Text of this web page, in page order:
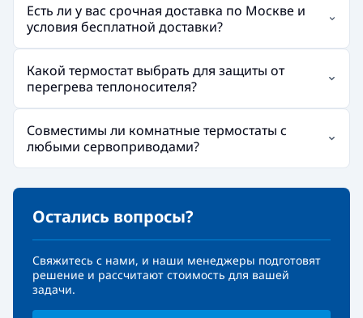
Есть ли у вас срочная доставка по Москве и
условия бесплатной доставки?
Какой термостат выбрать для защиты от
перегрева теплоносителя?
Совместимы ли комнатные термостаты с
любыми сервоприводами?
Остались вопросы?
Свяжитесь с нами, и наши менеджеры подготовят
решение и рассчитают стоимость для вашей
задачи.